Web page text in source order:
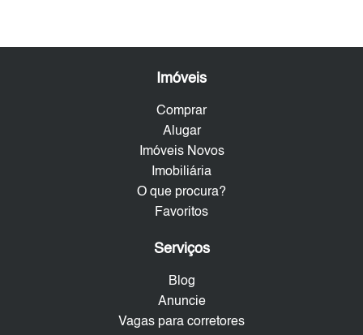
Imóveis
Comprar
Alugar
Imóveis Novos
Imobiliária
O que procura?
Favoritos
Serviços
Blog
Anuncie
Vagas para corretores